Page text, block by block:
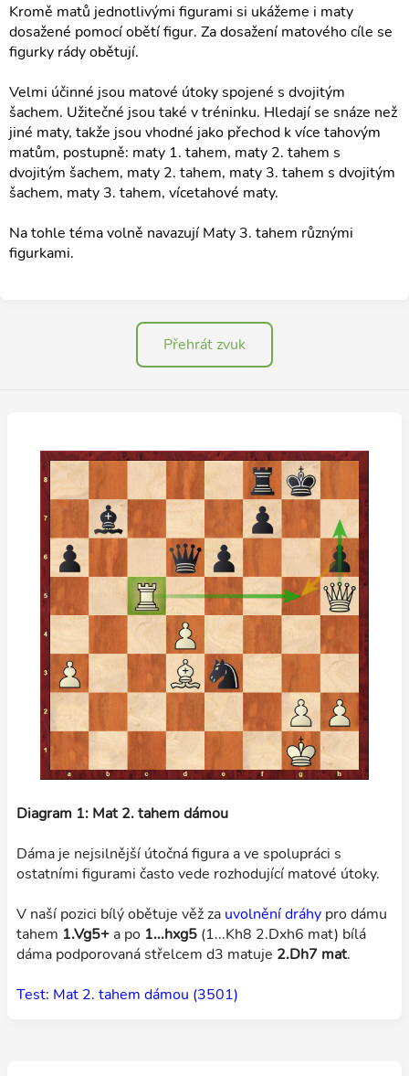
Kromě matů jednotlivými figurami si ukážeme i maty
dosažené pomocí obětí figur. Za dosažení matového cíle se
figurky rády obětují.
Velmi účinné jsou matové útoky spojené s dvojitým
šachem. Užitečné jsou také v tréninku. Hledají se snáze než
jiné maty, takže jsou vhodné jako přechod k více tahovým
matům, postupně: maty 1. tahem, maty 2. tahem s
dvojitým šachem, maty 2. tahem, maty 3. tahem s dvojitým
šachem, maty 3. tahem, vícetahové maty.
Na tohle téma volně navazují Maty 3. tahem různými
figurkami.
Přehrát zvuk
Diagram 1: Mat 2. tahem dámou
Dáma je nejsilnější útočná figura a ve spolupráci s
ostatními figurami často vede rozhodující matové útoky.
V naší pozici bílý obětuje věž za uvolnění dráhy pro dámu
tahem 1.Vg5+a po 1...hxg5 (1...Kh8 2.Dxh6 mat) bílá
dáma podporovaná střelcem d3 matuje 2.Dh7 mat.
Test: Mat 2. tahem dámou (3501)